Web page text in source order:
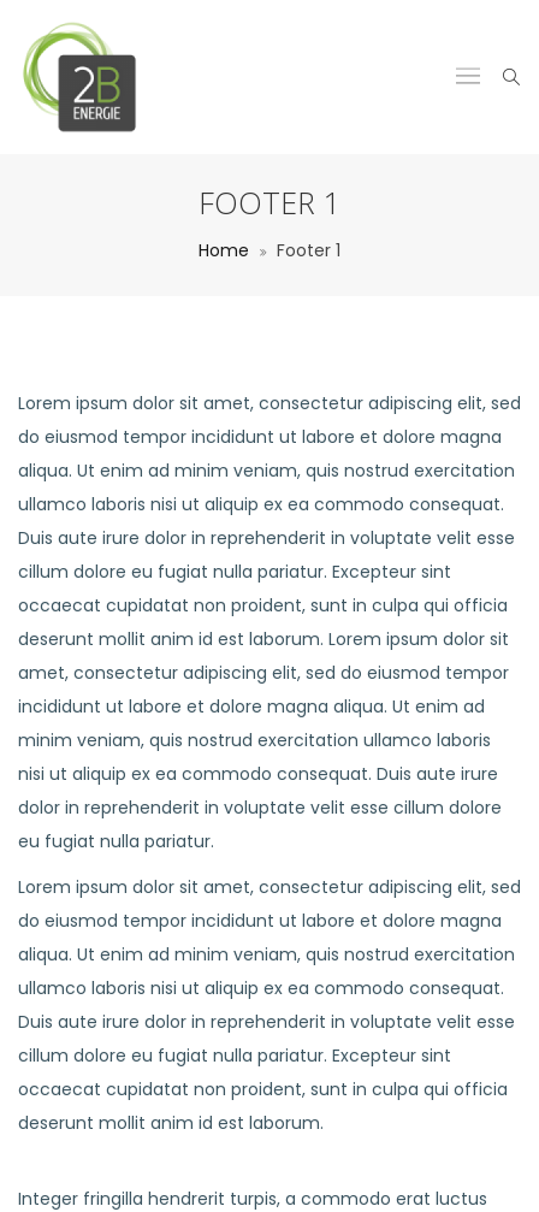
FOOTER 1
Home Footer 1
Lorem ipsum dolor sit amet, consectetur adipiscing elit, sed
do eiusmod tempor incididunt ut labore et dolore magna
aliqua. Ut enim ad minim veniam, quis nostrud exercitation
ullamco laboris nisi ut aliquip ex ea commodo consequat.
Duis aute irure dolor in reprehenderit in voluptate velit esse
cillum dolore eu fugiat nulla pariatur. Excepteur sint
occaecat cupidatat non proident, sunt in culpa qui officia
deserunt mollit anim id est laborum. Lorem ipsum dolor sit
amet, consectetur adipiscing elit, sed do eiusmod tempor
incididunt ut labore et dolore magna aliqua. Ut enim ad
minim veniam, quis nostrud exercitation ullamco laboris
nisi ut aliquip ex ea commodo consequat. Duis aute irure
dolor in reprehenderit in voluptate velit esse cillum dolore
eu fugiat nulla pariatur.
Lorem ipsum dolor sit amet, consectetur adipiscing elit, sed
do eiusmod tempor incididunt ut labore et dolore magna
aliqua. Ut enim ad minim veniam, quis nostrud exercitation
ullamco laboris nisi ut aliquip ex ea commodo consequat.
Duis aute irure dolor in reprehenderit in voluptate velit esse
cillum dolore eu fugiat nulla pariatur. Excepteur sint
occaecat cupidatat non proident, sunt in culpa qui officia
deserunt mollit anim id est laborum.
Integer fringilla hendrerit turpis, a commodo erat luctus